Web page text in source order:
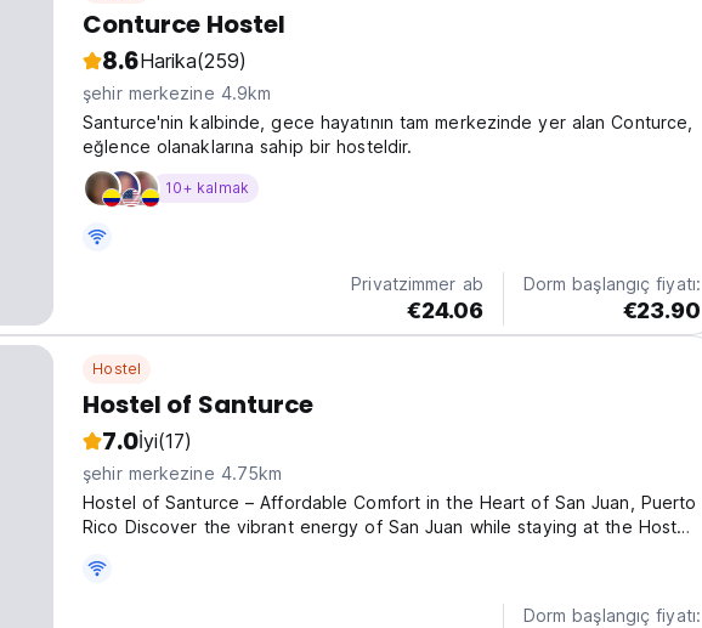
Conturce Hostel
8.6Harika(259)
şehir merkezine 4.9km
Santurce'nin kalbinde, gece hayatının tam merkezinde yer alan Conturce,
eğlence olanaklarına sahip bir hosteldir.
10+ kalmak
Privatzimmer ab
€24.06
Dorm başlangıç fiyatı:
€23.90
Hostel
Hostel of Santurce
7.0İyi(17)
şehir merkezine 4.75km
Hostel of Santurce – Affordable Comfort in the Heart of San Juan, Puerto
Rico Discover the vibrant energy of San Juan while staying at the Hostel
Puerto Rico. Located in the dynamic neighborhood...
Dorm başlangıç fiyatı: